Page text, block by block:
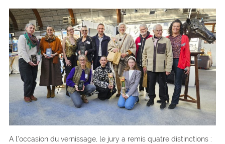
A l’occasion du vernissage, le jury a remis quatre distinctions :